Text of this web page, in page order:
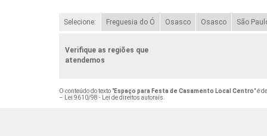
Selecione: Freguesia do Ó Osasco Osasco São
Verifique as regiões que
atendemos
O conteúdo do texto "Espaço para Festa de Casamento Local Centro" é
–
Lei 9610/98 - Lei de direitos autorais